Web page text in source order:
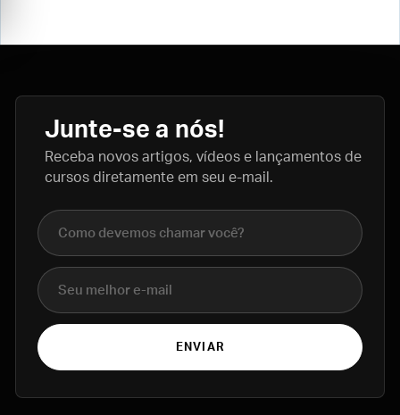
Junte-se a nós!
Receba novos artigos, vídeos e lançamentos de
cursos diretamente em seu e-mail.
Nome completo
E-mail
ENVIAR